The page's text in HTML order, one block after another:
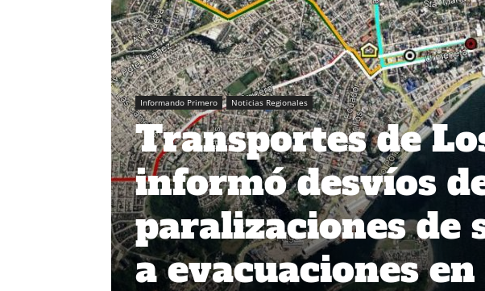
Informando Primero Noticias Regionales
Transportes de
informó desvíos
paralizaciones de
a evacuaciones